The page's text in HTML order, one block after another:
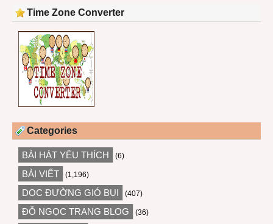
Time Zone Converter
Categories
BÀI HÁT YÊU THÍCH (6)
BÀI VIẾT (1,196)
DỌC ĐƯỜNG GIÓ BỤI (407)
ĐỖ NGỌC TRANG BLOG (36)